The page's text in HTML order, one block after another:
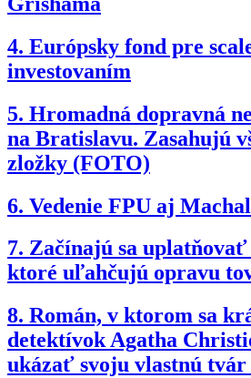
4. Európsky fond pre
investovaním
5. Hromadná dopravná
na Bratislavu. Zasahujú
zložky (FOTO)
6. Vedenie FPU aj
7. Začínajú sa uplatňovať
ktoré uľahčujú opravu
8. Román, v ktorom sa
detektívok Agatha
ukázať svoju vlastnú